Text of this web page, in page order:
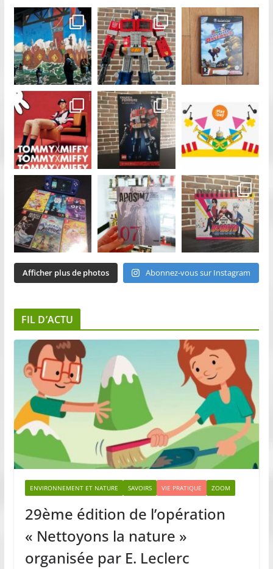
Afficher plus de photos Abonnez-vous sur Instagram
FIL D’ACTU
ENVIRONNEMENT ET NATURE SAVOIRS VIE PRATIQUE ZOOM
29ème édition de l’opération
« Nettoyons la nature »
organisée par E. Leclerc